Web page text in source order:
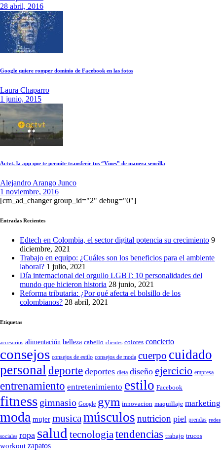
28 abril, 2016
Google quiere romper dominio de Facebook en las fotos
Laura Chaparro
1 junio, 2015
Actvt, la app que te permite transferir tus “Vines” de manera sencilla
Alejandro Arango Junco
1 noviembre, 2016
[cm_ad_changer group_id="2" debug="0"]
Entradas Recientes
Edtech en Colombia, el sector digital potencia su crecimiento 9
diciembre, 2021
Trabajo en equipo: ¿Cuáles son los beneficios para el ambiente
laboral? 1 julio, 2021
Día internacional del orgullo LGBT: 10 personalidades del
mundo que hicieron historia 28 junio, 2021
Reforma tributaria: ¿Por qué afecta el bolsillo de los
colombianos? 28 abril, 2021
Etiquetas
accesorios alimentación belleza cabello clientes colores concierto
consejos consejos de estilo consejos de moda cuerpo cuidado
personal deporte deportes dieta diseño ejercicio empresa
entrenamiento entretenimiento estilo Facebook
fitness gimnasio Google gym innovacion maquillaje marketing
moda mujer musica músculos nutricion piel prendas redes
sociales ropa salud tecnologia tendencias trabajo trucos
workout zapatos